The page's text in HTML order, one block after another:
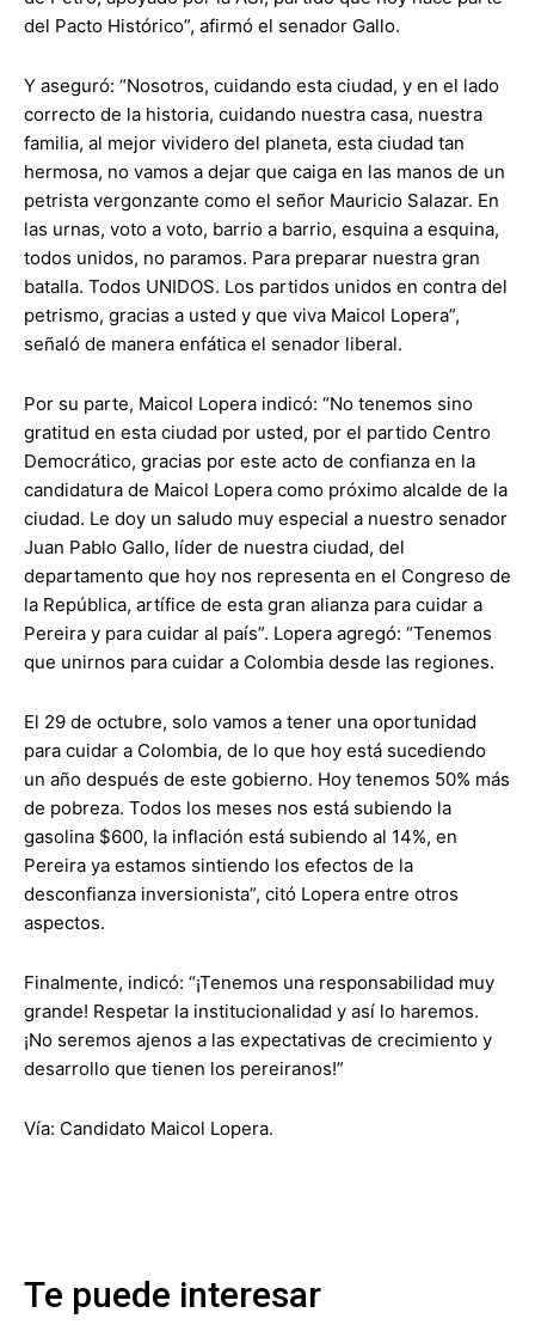
del Pacto Histórico”, afirmó el senador Gallo.
Y aseguró: “Nosotros, cuidando esta ciudad, y en el lado
correcto de la historia, cuidando nuestra casa, nuestra
familia, al mejor vividero del planeta, esta ciudad tan
hermosa, no vamos a dejar que caiga en las manos de un
petrista vergonzante como el señor Mauricio Salazar. En
las urnas, voto a voto, barrio a barrio, esquina a esquina,
todos unidos, no paramos. Para preparar nuestra gran
batalla. Todos UNIDOS. Los partidos unidos en contra del
petrismo, gracias a usted y que viva Maicol Lopera”,
señaló de manera enfática el senador liberal.
Por su parte, Maicol Lopera indicó: “No tenemos sino
gratitud en esta ciudad por usted, por el partido Centro
Democrático, gracias por este acto de confianza en la
candidatura de Maicol Lopera como próximo alcalde de la
ciudad. Le doy un saludo muy especial a nuestro senador
Juan Pablo Gallo, líder de nuestra ciudad, del
departamento que hoy nos representa en el Congreso de
la República, artífice de esta gran alianza para cuidar a
Pereira y para cuidar al país”. Lopera agregó: “Tenemos
que unirnos para cuidar a Colombia desde las regiones.
El 29 de octubre, solo vamos a tener una oportunidad
para cuidar a Colombia, de lo que hoy está sucediendo
un año después de este gobierno. Hoy tenemos 50% más
de pobreza. Todos los meses nos está subiendo la
gasolina $600, la inflación está subiendo al 14%, en
Pereira ya estamos sintiendo los efectos de la
desconfianza inversionista”, citó Lopera entre otros
aspectos.
Finalmente, indicó: “¡Tenemos una responsabilidad muy
grande! Respetar la institucionalidad y así lo haremos.
¡No seremos ajenos a las expectativas de crecimiento y
desarrollo que tienen los pereiranos!”
Vía: Candidato Maicol Lopera.
Te puede interesar